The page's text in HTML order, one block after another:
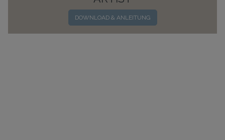
DOWNLOAD & ANLEITUNG